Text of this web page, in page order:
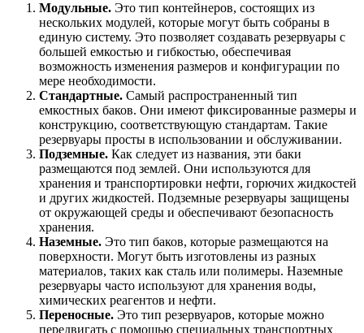
Модульные. Это тип контейнеров, состоящих из
нескольких модулей, которые могут быть собраны в
единую систему. Это позволяет создавать резервуары с
большей емкостью и гибкостью, обеспечивая
возможность изменения размеров и конфигурации по
мере необходимости.
Стандартные. Самый распространенный тип
емкостных баков. Они имеют фиксированные размеры и
конструкцию, соответствующую стандартам. Такие
резервуары просты в использовании и обслуживании.
Подземные. Как следует из названия, эти баки
размещаются под землей. Они используются для
хранения и транспортировки нефти, горючих жидкостей
и других жидкостей. Подземные резервуары защищены
от окружающей среды и обеспечивают безопасность
хранения.
Наземные. Это тип баков, которые размещаются на
поверхности. Могут быть изготовлены из разных
материалов, таких как сталь или полимеры. Наземные
резервуары часто используют для хранения воды,
химических реагентов и нефти.
Переносные. Это тип резервуаров, которые можно
передвигать с помощью специальных транспортных